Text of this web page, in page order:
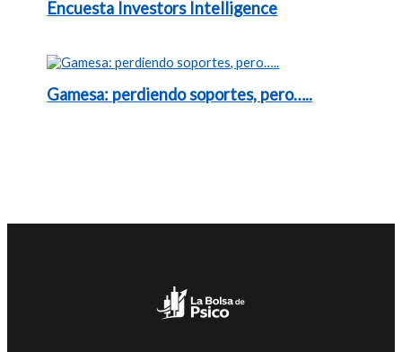
Encuesta Investors Intelligence
Gamesa: perdiendo soportes, pero…..